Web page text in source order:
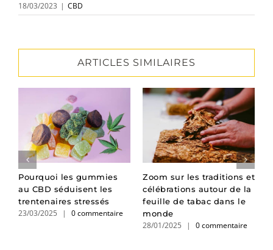
18/03/2023 | CBD
ARTICLES SIMILAIRES
Pourquoi les gummies
au CBD séduisent les
trentenaires stressés
23/03/2025 | 0 commentaire
Zoom sur les traditions et
célébrations autour de la
feuille de tabac dans le
monde
28/01/2025 | 0 commentaire